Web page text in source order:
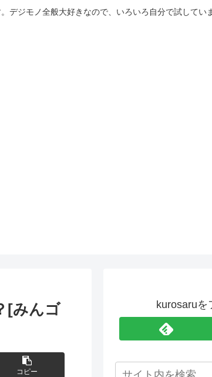
ジモノ全般大好きなので、いろいろ自分で試していま
[みんゴ
コピー
kurosaruを